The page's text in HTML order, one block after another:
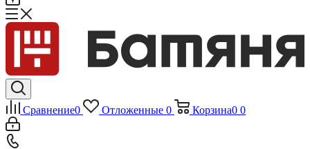
Сравнение0 Отложенные 0 Корзина0 0